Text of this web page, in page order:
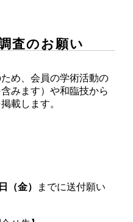
査のお願い
め、会員の学術活動の
みます）や和臨技から
掲載します。
（金）
までに送付願い